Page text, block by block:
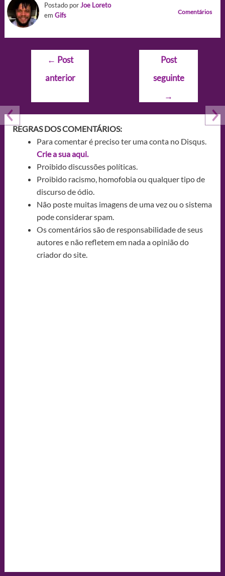
Postado porJoe Loreto
em Gifs Comentários
Navegação
Post
← Post
anterior
Post
seguinte
→
REGRAS DOS COMENTÁRIOS:
Para comentar é preciso ter uma conta no Disqus.
Crie a sua aqui.
Proibido discussões políticas.
Proibido racismo, homofobia ou qualquer tipo de
discurso de ódio.
Não poste muitas imagens de uma vez ou o sistema
pode considerar spam.
Os comentários são de responsabilidade de seus
autores e não refletem em nada a opinião do
criador do site.